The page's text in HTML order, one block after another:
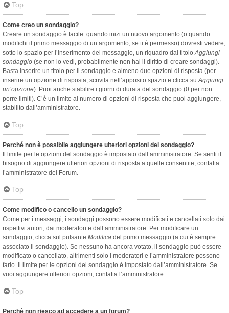
Top
Come creo un sondaggio?
Creare un sondaggio è facile: quando inizi un nuovo argomento (o quando
modifichi il primo messaggio di un argomento, se ti è permesso) dovresti vedere,
sotto lo spazio per l’inserimento del messaggio, un riquadro dal titoloAggiungi
sondaggio (se non lo vedi, probabilmente non hai il diritto di creare sondaggi).
Basta inserire un titolo per il sondaggio e almeno due opzioni di risposta (per
inserire un’opzione di risposta, scrivila nell’apposito spazio e clicca suAggiungi
un’opzione). Puoi anche stabilire i giorni di durata del sondaggio (0 per non
porre limiti). C’è un limite al numero di opzioni di risposta che puoi aggiungere,
stabilito dall’amministratore.
Top
Perché non è possibile aggiungere ulteriori opzioni del sondaggio?
Il limite per le opzioni del sondaggio è impostato dall’amministratore. Se senti il
bisogno di aggiungere ulteriori opzioni di risposta a quelle consentite, contatta
l’amministratore del Forum.
Top
Come modifico o cancello un sondaggio?
Come per i messaggi, i sondaggi possono essere modificati e cancellati solo dai
rispettivi autori, dai moderatori e dall’amministratore. Per modificare un
sondaggio, clicca sul pulsante Modifica del primo messaggio (a cui è sempre
associato il sondaggio). Se nessuno ha ancora votato, il sondaggio può essere
modificato o cancellato, altrimenti solo i moderatori e l’amministratore possono
farlo. Il limite per le opzioni del sondaggio è impostato dall’amministratore. Se
vuoi aggiungere ulteriori opzioni, contatta l’amministratore.
Top
Perché non riesco ad accedere a un forum?